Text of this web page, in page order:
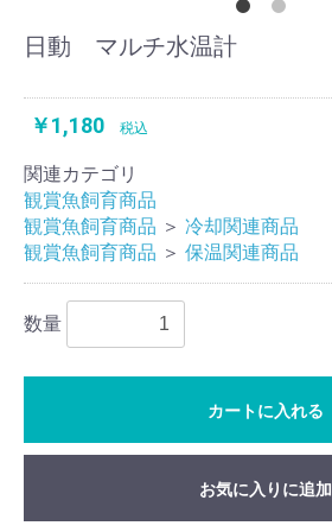
日動 マルチ水温計
￥1,180 税込
関連カテゴリ
観賞魚飼育商品
観賞魚飼育商品 ＞ 冷却関連商品
観賞魚飼育商品 ＞ 保温関連商品
数量
カートに入れる
お気に入りに追加